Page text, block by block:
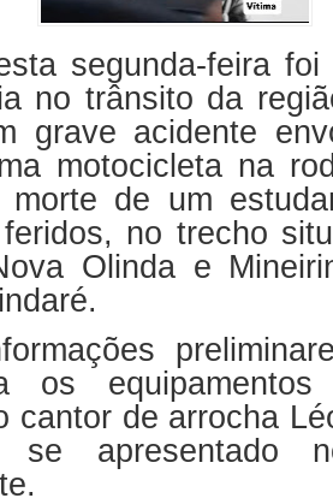
segunda-feira foi
no trânsito da
grave acidente
motocicleta na
morte de um
no trecho
Olinda e
os
cantor de arrocha
se apresentado